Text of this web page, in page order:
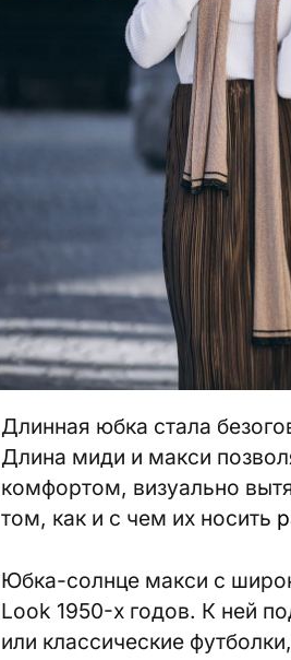
Длинная юбка стала
Длина миди и макси
комфортом, визуально
том, как и с чем их носить
Юбка-солнце макси с
Look 1950-х годов. К ней
или классические